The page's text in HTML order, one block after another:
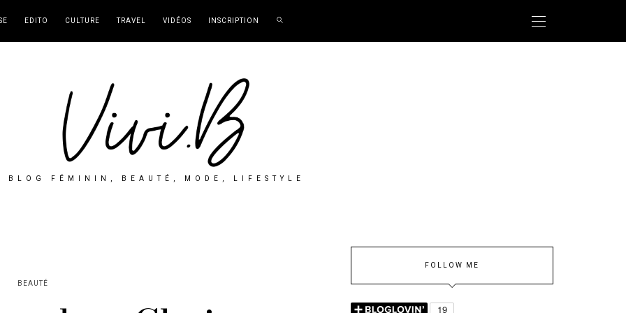
EDITO CULTURE TRAVEL VIDÉOS INSCRIPTION
BLOG FÉMININ, BEAUTÉ, MODE, LIFESTYLE
BEAUTÉ
FOLLOW ME